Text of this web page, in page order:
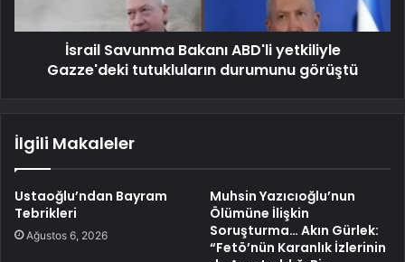
İsrail Savunma Bakanı ABD'li yetkiliyle
Gazze'deki tutukluların durumunu görüştü
İlgili Makaleler
Ustaoğlu’ndan Bayram
Tebrikleri
Ağustos 6, 2026
Muhsin Yazıcıoğlu’nun
Ölümüne İlişkin
Soruşturma… Akın Gürlek:
“Fetö’nün Karanlık İzlerinin